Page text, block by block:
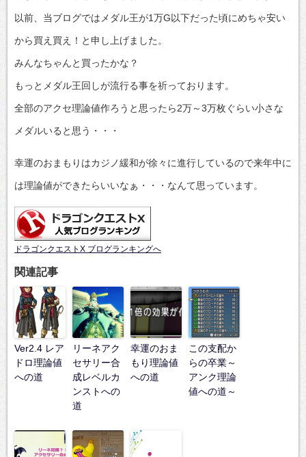
以前、当ブログではメダル王が1万G以下だった頃にめちゃ安い
から買え買え！と申し上げました。
みんなちゃんと買ったかな？
もっとメダル王回しが流行る事を祈っております。
全部のアクセ理論値作ろうと思ったら2万～3万枚ぐらい小さな
メダルいると思う・・・
幸運のおまもりはカジノ緩和が徐々に進行しているので来年中に
は理論値ができたらいいなぁ・・・なんて思っています。
ドラゴンクエストX ブログランキングへ
関連記事
Ver2.4 レア
ドロ理論値
への道
リーネアク
セサリー合
成レベルカ
ンストへの
道
幸運のおま
もり理論値
への道
この支配か
らの卒業～
アンク理論
値への道～